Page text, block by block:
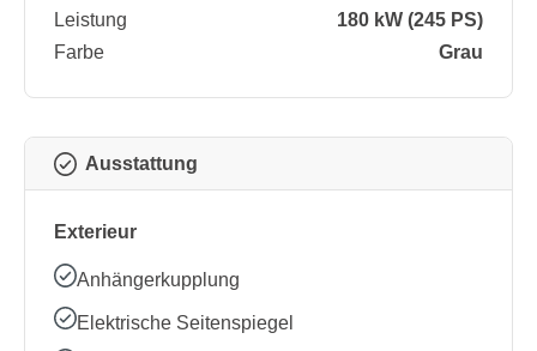
Leistung
180 kW (245 PS)
Farbe
Grau
Ausstattung
Exterieur
Anhängerkupplung
Elektrische Seitenspiegel